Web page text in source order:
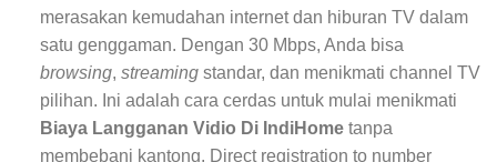
merasakan kemudahan internet dan hiburan TV dalam
satu genggaman. Dengan 30 Mbps, Anda bisa
browsing, streamingstandar, dan menikmati channel TV
pilihan. Ini adalah cara cerdas untuk mulai menikmati
Biaya Langganan Vidio Di IndiHometanpa
membebani kantong. Direct registration to number